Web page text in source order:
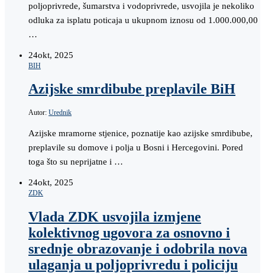
poljoprivrede, šumarstva i vodoprivrede, usvojila je nekoliko
odluka za isplatu poticaja u ukupnom iznosu od 1.000.000,00
…
24okt, 2025
BIH
Azijske smrdibube preplavile BiH
Autor: Urednik
Azijske mramorne stjenice, poznatije kao azijske smrdibube,
preplavile su domove i polja u Bosni i Hercegovini. Pored
toga što su neprijatne i …
24okt, 2025
ZDK
Vlada ZDK usvojila izmjene
kolektivnog ugovora za osnovno i
srednje obrazovanje i odobrila nova
ulaganja u poljoprivredu i policiju